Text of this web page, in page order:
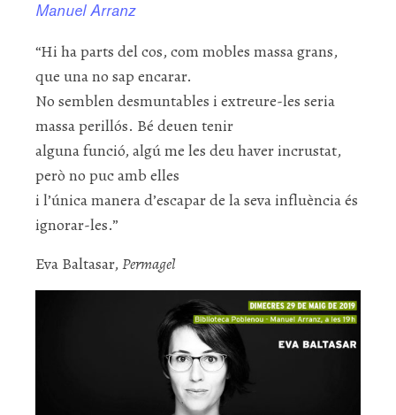
Manuel Arranz
“Hi ha parts del cos, com mobles massa grans,
que una no sap encarar.
No semblen desmuntables i extreure-les seria
massa perillós. Bé deuen tenir
alguna funció, algú me les deu haver incrustat,
però no puc amb elles
i l’única manera d’escapar de la seva influència és
ignorar-les.”
Eva Baltasar, Permagel